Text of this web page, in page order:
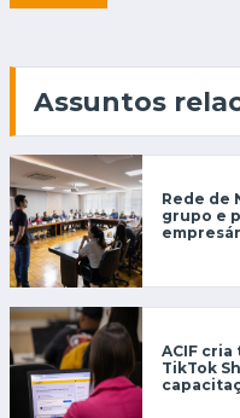
Assuntos
Rede de
grupo e
ACIF cria
TikTok